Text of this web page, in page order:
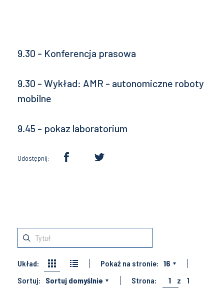
9.30 - Konferencja prasowa
9.30 - Wykład: AMR - autonomiczne roboty
mobilne
9.45 - pokaz laboratorium
Udostępnij:
Układ: Pokaż na stronie: 16
Sortuj:
Sortuj domyślnie Strona: 1 z 1